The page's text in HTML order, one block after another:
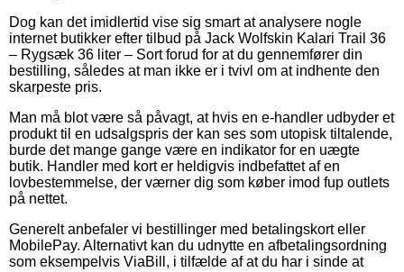
Dog kan det imidlertid vise sig smart at analysere nogle
internet butikker efter tilbud på Jack Wolfskin Kalari Trail 36
– Rygsæk 36 liter – Sort forud for at du gennemfører din
bestilling, således at man ikke er i tvivl om at indhente den
skarpeste pris.
Man må blot være så påvagt, at hvis en e-handler udbyder et
produkt til en udsalgspris der kan ses som utopisk tiltalende,
burde det mange gange være en indikator for en uægte
butik. Handler med kort er heldigvis indbefattet af en
lovbestemmelse, der værner dig som køber imod fup outlets
på nettet.
Generelt anbefaler vi bestillinger med betalingskort eller
MobilePay. Alternativt kan du udnytte en afbetalingsordning
som eksempelvis ViaBill, i tilfælde af at du har i sinde at